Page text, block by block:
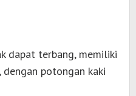
dapat terbang, memiliki
potongan kaki